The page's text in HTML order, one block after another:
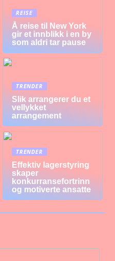
REISE
Å reise til New York
gir et innblikk i en by
som aldri tar pause
TRENDER
Slik arrangerer du et
vellykket
arrangement
TRENDER
Effektiv lagerstyring
skaper
konkurransefortrinn
og motiverte ansatte